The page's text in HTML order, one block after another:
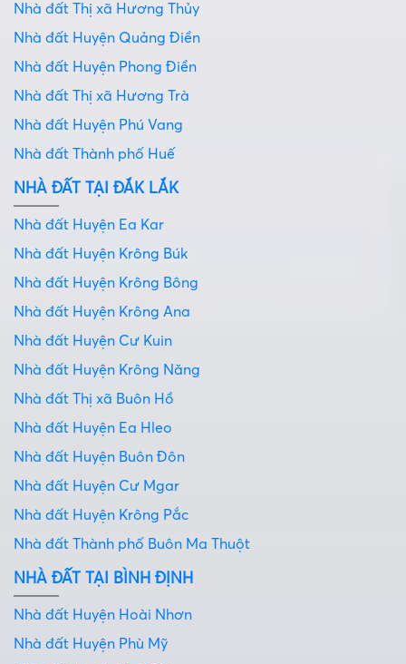
Nhà đất Thị xã Hương Thủy
Nhà đất Huyện Quảng Điền
Nhà đất Huyện Phong Điền
Nhà đất Thị xã Hương Trà
Nhà đất Huyện Phú Vang
Nhà đất Thành phố Huế
NHÀ ĐẤT TẠI ĐẮK LẮK
Nhà đất Huyện Ea Kar
Nhà đất Huyện Krông Búk
Nhà đất Huyện Krông Bông
Nhà đất Huyện Krông Ana
Nhà đất Huyện Cư Kuin
Nhà đất Huyện Krông Năng
Nhà đất Thị xã Buôn Hồ
Nhà đất Huyện Ea Hleo
Nhà đất Huyện Buôn Đôn
Nhà đất Huyện Cư Mgar
Nhà đất Huyện Krông Pắc
Nhà đất Thành phố Buôn Ma Thuột
NHÀ ĐẤT TẠI BÌNH ĐỊNH
Nhà đất Huyện Hoài Nhơn
Nhà đất Huyện Phù Mỹ